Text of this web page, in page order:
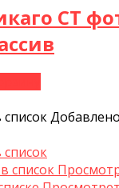
СТ
список